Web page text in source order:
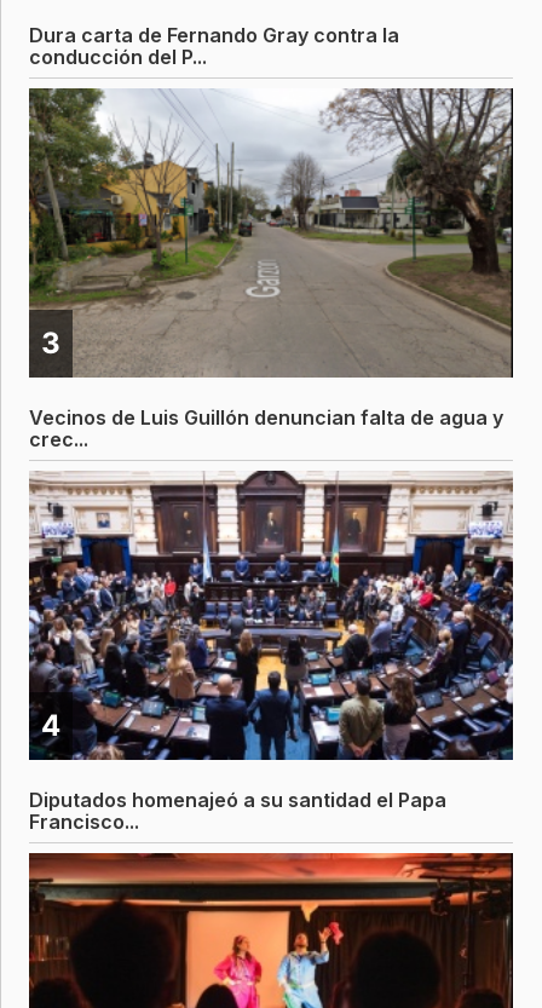
Dura carta de Fernando Gray contra la
conducción del P...
3
Vecinos de Luis Guillón denuncian falta de agua y
crec...
4
Diputados homenajeó a su santidad el Papa
Francisco...